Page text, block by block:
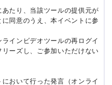
たり、当該ツールの提供元が
同意のうえ、本イベントに参
インビデオツールの再ログイ
ーズし、ご参加いただけない
おいて行った発言（オンライ